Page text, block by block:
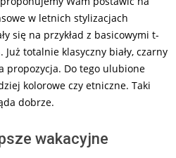
w letnich stylizacjach
się na przykład z basicowymi t-
totalnie klasyczny biały, czarny
propozycja. Do tego ulubione
kolorowe czy etniczne. Taki
dobrze.
wakacyjne